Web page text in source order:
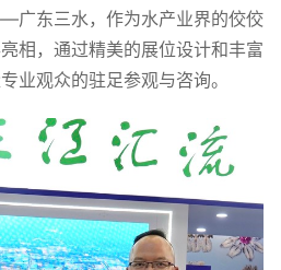
广东三水，作为水产业界的佼佼
相，通过精美的展位设计和丰富
业观众的驻足参观与咨询。